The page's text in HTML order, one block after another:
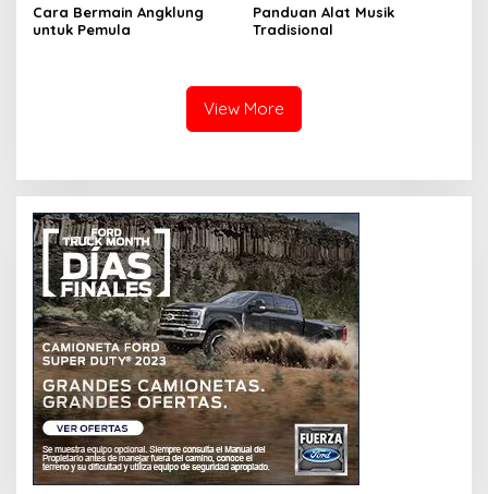
Cara Bermain Angklung
untuk Pemula
Panduan Alat Musik
Tradisional
View More